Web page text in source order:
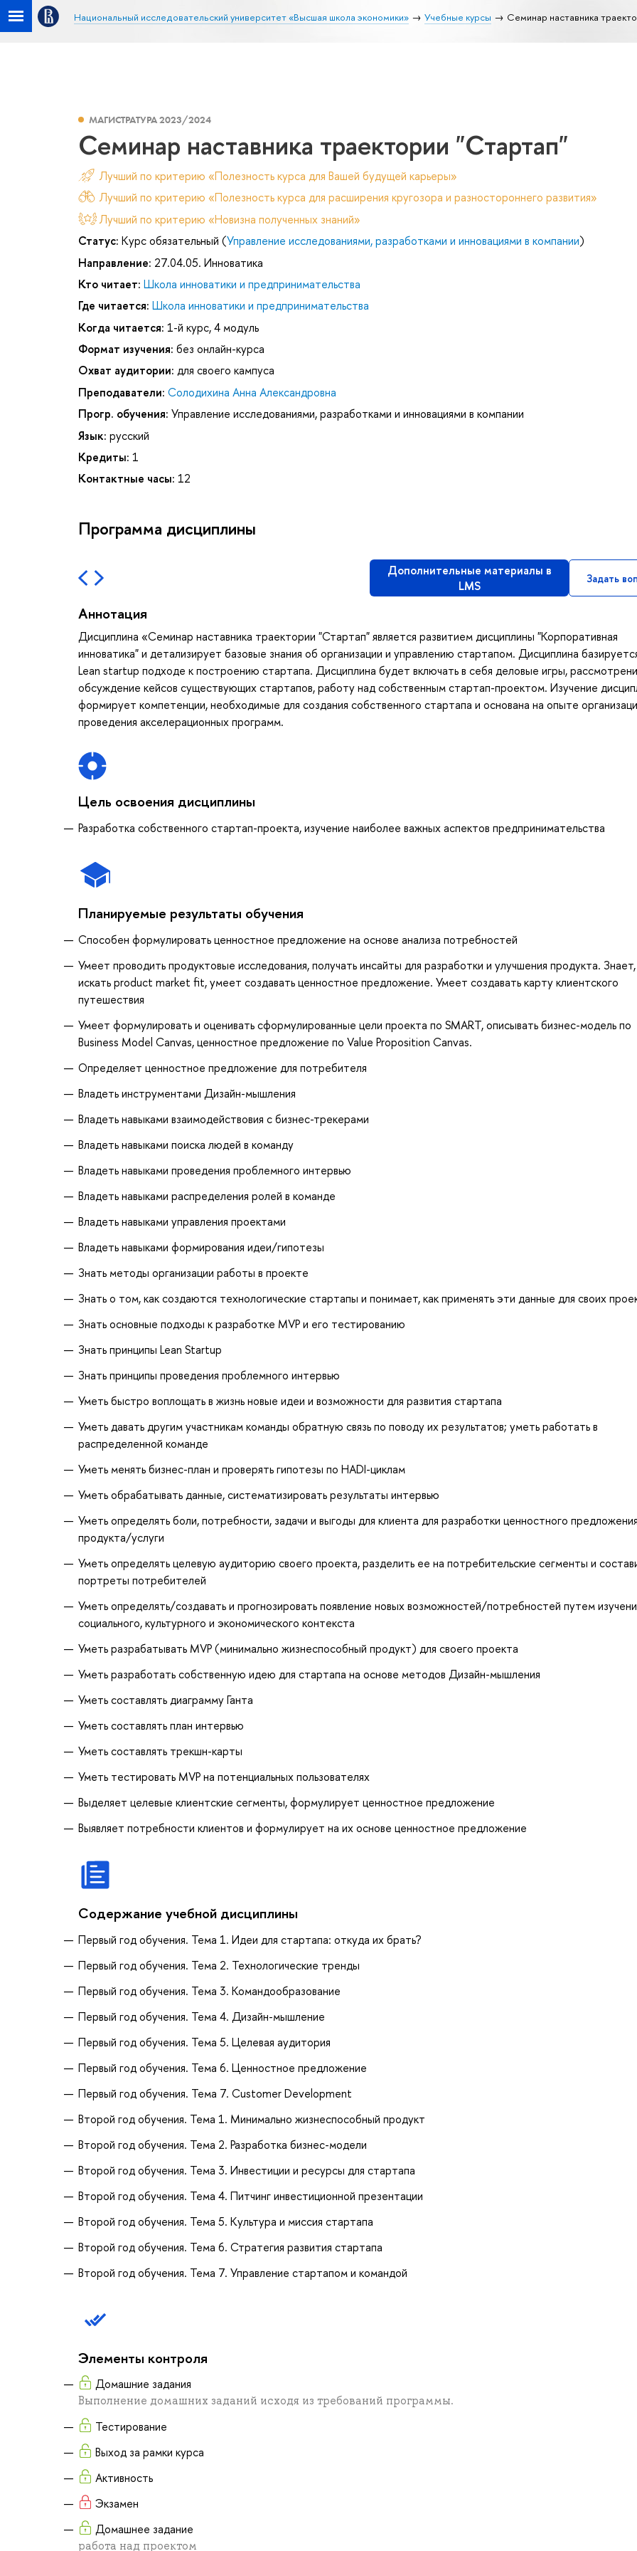
Национальный исследовательский университет «Высшая школа экономики» Учебные курсы Семинар наставника
МАГИСТРАТУРА 2023/2024
Семинар наставника траектории "Стартап"
Лучший по критерию «Полезность курса для Вашей будущей карьеры»
Лучший по критерию «Полезность курса для расширения кругозора и разностороннего развития»
Лучший по критерию «Новизна полученных знаний»
Статус: Курс обязательный (Управление исследованиями, разработками и инновациями в компании)
Направление: 27.04.05. Инноватика
Кто читает: Школа инноватики и предпринимательства
Где читается: Школа инноватики и предпринимательства
Когда читается: 1-й курс, 4 модуль
Формат изучения: без онлайн-курса
Охват аудитории: для своего кампуса
Преподаватели: Солодихина Анна Александровна
Прогр. обучения: Управление исследованиями, разработками и инновациями в компании
Язык: русский
Кредиты: 1
Контактные часы: 12
Программа дисциплины
Дополнительные материалы в
LMS
Задать
Аннотация
Дисциплина «Семинар наставника траектории "Стартап" является развитием дисциплины "Корпоративная
инноватика" и детализирует базовые знания об организации и управлению стартапом. Дисциплина
Lean startup подходе к построению стартапа. Дисциплина будет включать в себя деловые игры,
обсуждение кейсов существующих стартапов, работу над собственным стартап-проектом. Изучение
формирует компетенции, необходимые для создания собственного стартапа и основана на опыте
проведения акселерационных программ.
Цель освоения дисциплины
Разработка собственного стартап-проекта, изучение наиболее важных аспектов предпринимательства
Планируемые результаты обучения
Способен формулировать ценностное предложение на основе анализа потребностей
Умеет проводить продуктовые исследования, получать инсайты для разработки и улучшения продукта. Знает,
искать product market fit, умеет создавать ценностное предложение. Умеет создавать карту клиентского
путешествия
Умеет формулировать и оценивать сформулированные цели проекта по SMART, описывать бизнес-модель по
Business Model Canvas, ценностное предложение по Value Proposition Canvas.
Определяет ценностное предложение для потребителя
Владеть инструментами Дизайн-мышления
Владеть навыками взаимодействовия с бизнес-трекерами
Владеть навыками поиска людей в команду
Владеть навыками проведения проблемного интервью
Владеть навыками распределения ролей в команде
Владеть навыками управления проектами
Владеть навыками формирования идеи/гипотезы
Знать методы организации работы в проекте
Знать о том, как создаются технологические стартапы и понимает, как применять эти данные для своих
Знать основные подходы к разработке MVP и его тестированию
Знать принципы Lean Startup
Знать принципы проведения проблемного интервью
Уметь быстро воплощать в жизнь новые идеи и возможности для развития стартапа
Уметь давать другим участникам команды обратную связь по поводу их результатов; уметь работать в
распределенной команде
Уметь менять бизнес-план и проверять гипотезы по HADI-циклам
Уметь обрабатывать данные, систематизировать результаты интервью
Уметь определять боли, потребности, задачи и выгоды для клиента для разработки ценностного
продукта/услуги
Уметь определять целевую аудиторию своего проекта, разделить ее на потребительские сегменты и
портреты потребителей
Уметь определять/создавать и прогнозировать появление новых возможностей/потребностей путем
социального, культурного и экономического контекста
Уметь разрабатывать MVP (минимально жизнеспособный продукт) для своего проекта
Уметь разработать собственную идею для стартапа на основе методов Дизайн-мышления
Уметь составлять диаграмму Ганта
Уметь составлять план интервью
Уметь составлять трекшн-карты
Уметь тестировать MVP на потенциальных пользователях
Выделяет целевые клиентские сегменты, формулирует ценностное предложение
Выявляет потребности клиентов и формулирует на их основе ценностное предложение
Содержание учебной дисциплины
Первый год обучения. Тема 1. Идеи для стартапа: откуда их брать?
Первый год обучения. Тема 2. Технологические тренды
Первый год обучения. Тема 3. Командообразование
Первый год обучения. Тема 4. Дизайн-мышление
Первый год обучения. Тема 5. Целевая аудитория
Первый год обучения. Тема 6. Ценностное предложение
Первый год обучения. Тема 7. Customer Development
Второй год обучения. Тема 1. Минимально жизнеспособный продукт
Второй год обучения. Тема 2. Разработка бизнес-модели
Второй год обучения. Тема 3. Инвестиции и ресурсы для стартапа
Второй год обучения. Тема 4. Питчинг инвестиционной презентации
Второй год обучения. Тема 5. Культура и миссия стартапа
Второй год обучения. Тема 6. Стратегия развития стартапа
Второй год обучения. Тема 7. Управление стартапом и командой
Элементы контроля
Домашние задания
Выполнение домашних заданий исходя из требований программы.
Тестирование
Выход за рамки курса
Активность
Экзамен
Домашнее задание
работа над проектом